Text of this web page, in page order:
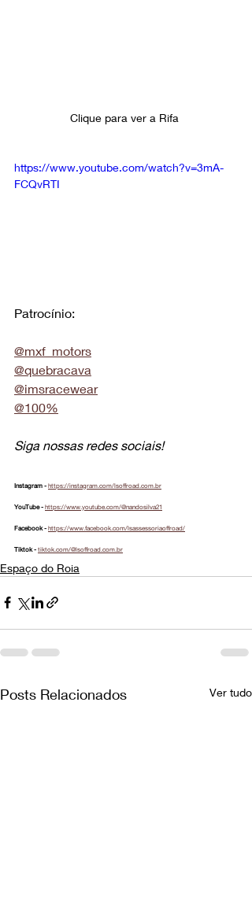
Clique para ver a Rifa
https://www.youtube.com/watch?v=3mA-
FCQvRTI
Patrocínio:
@mxf_motors
@quebracava
@imsracewear
@100%
Siga nossas redes sociais!
Instagram - https://instagram.com/lsoffroad.com.br
YouTube - https://www.youtube.com/@nandosilva21
Facebook - https://www.facebook.com/lsassessoriaoffroad/
Tiktok - tiktok.com/@lsoffroad.com.br
Espaço do Roia
Posts Relacionados Ver tudo